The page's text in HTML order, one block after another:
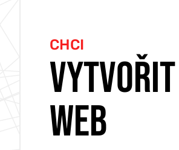
CHCI
VYTVOŘIT
WEB